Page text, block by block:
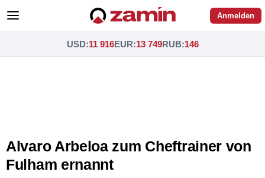
Anmelden
USD:11 916EUR:13 749RUB:146
Alvaro Arbeloa zum Cheftrainer von
Fulham ernannt